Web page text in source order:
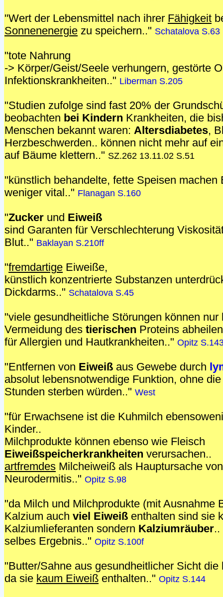
"Wert der Lebensmittel nach ihrer Fähigkeit
Sonnenenergie zu speichern.." Schatalova S.63
"tote Nahrung
-> Körper/Geist/Seele verhungern, gestörte
Infektionskrankheiten.." Liberman S.205
"Studien zufolge sind fast 20% der
beobachten bei Kindern Krankheiten, die
Menschen bekannt waren: Altersdiabetes,
Herzbeschwerden.. können nicht mehr auf
auf Bäume klettern.." SZ.262 13.11.02 S.51
"künstlich behandelte, fette Speisen machen
weniger vital.." Flanagan S.160
"Zucker und Eiweiß
sind Garanten für Verschlechterung
Blut.." Baklayan S.210ff
"fremdartige Eiweiße,
künstlich konzentrierte Substanzen
Dickdarms.." Schatalova S.45
"viele gesundheitliche Störungen können nur
Vermeidung des tierischen Proteins
für Allergien und Hautkrankheiten.." Opitz
"Entfernen von Eiweiß aus Gewebe durch
absolut lebensnotwendige Funktion, ohne
Stunden sterben würden.." West
"für Erwachsene ist die Kuhmilch
Kinder..
Milchprodukte können ebenso wie Fleisch
Eiweißspeicherkrankheiten verursachen..
artfremdes Milcheiweiß als Hauptursache
Neurodermitis.." Opitz S.98
"da Milch und Milchprodukte (mit Ausnahme
Kalzium auch viel Eiweiß enthalten sind sie
Kalziumlieferanten sondern Kalziumräuber
selbes Ergebnis.." Opitz S.100f
"Butter/Sahne aus gesundheitlicher Sicht die
da sie kaum Eiweiß enthalten.." Opitz S.144